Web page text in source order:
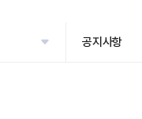
공지사항